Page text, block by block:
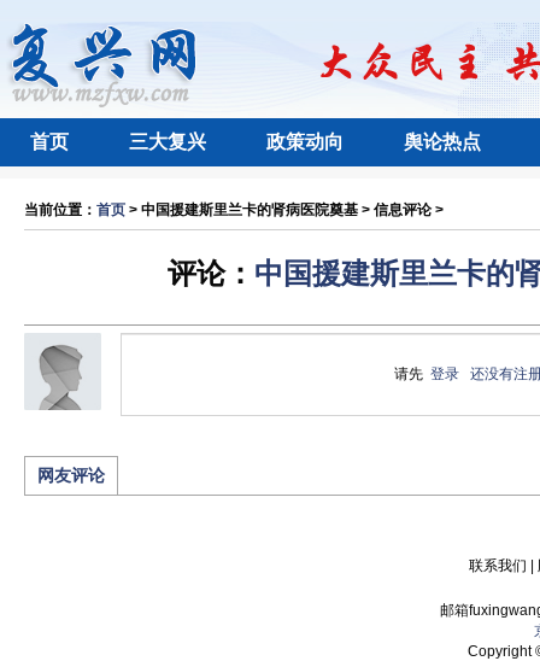
首页 三大复兴 政策动向 舆论热点
当前位置： 首页 > 中国援建斯里兰卡的肾病医院奠基 > 信息评论 >
评论： 中国援建斯里兰卡的
请先登录 还没有注
网友评论
联系我们
邮箱
Copyright